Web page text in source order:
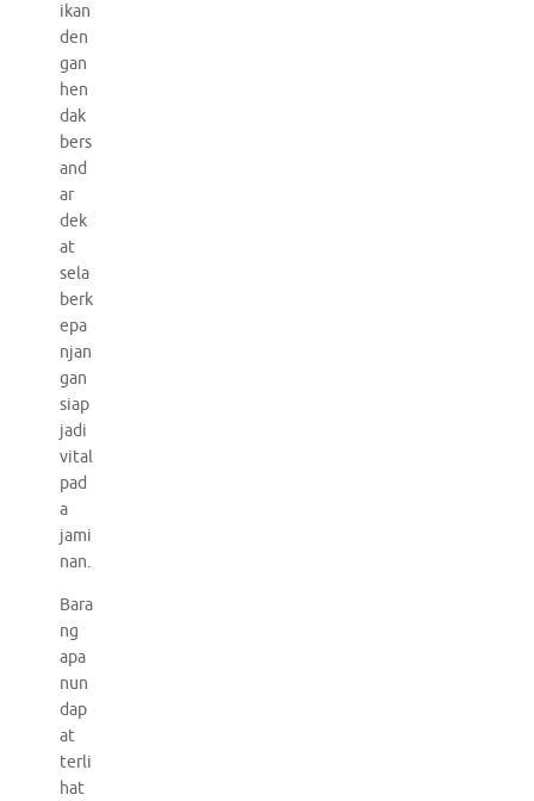
ikan
den
gan
hen
dak
bers
and
ar
dek
at
sela
berk
epa
njan
gan
siap
jadi
vital
pad
a
jami
nan.
Bara
ng
apa
nun
dap
at
terli
hat